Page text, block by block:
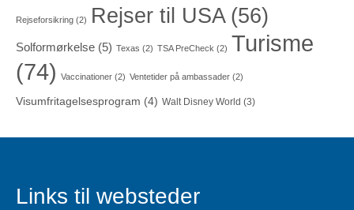
Rejseforsikring (2) Rejser til USA(56)
Solformørkelse (5) Texas (2) TSA PreCheck (2) Turisme
(74) Vaccinationer (2) Ventetider på ambassader (2)
Visumfritagelsesprogram (4) Walt Disney World (3)
Links til websteder